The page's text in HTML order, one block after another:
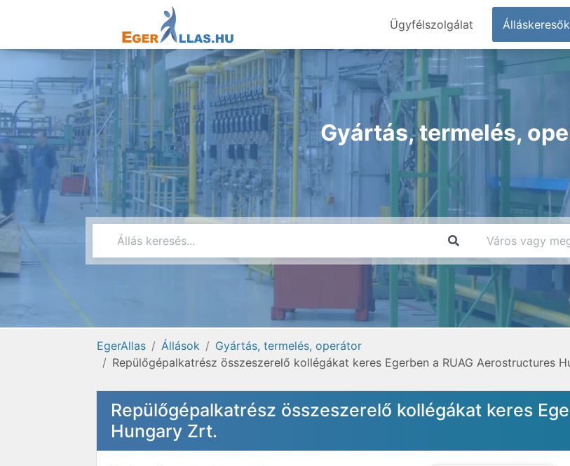
Ügyfélszolgálat
Gyártás, termelés,
EgerAllas Állások
Gyártás, termelés, operátor
Repülőgépalkatrész összeszerelő kollégákat keres Egerben a RUAG Aerostructures
Repülőgépalkatrész összeszerelő kollégákat keres
Hungary Zrt.